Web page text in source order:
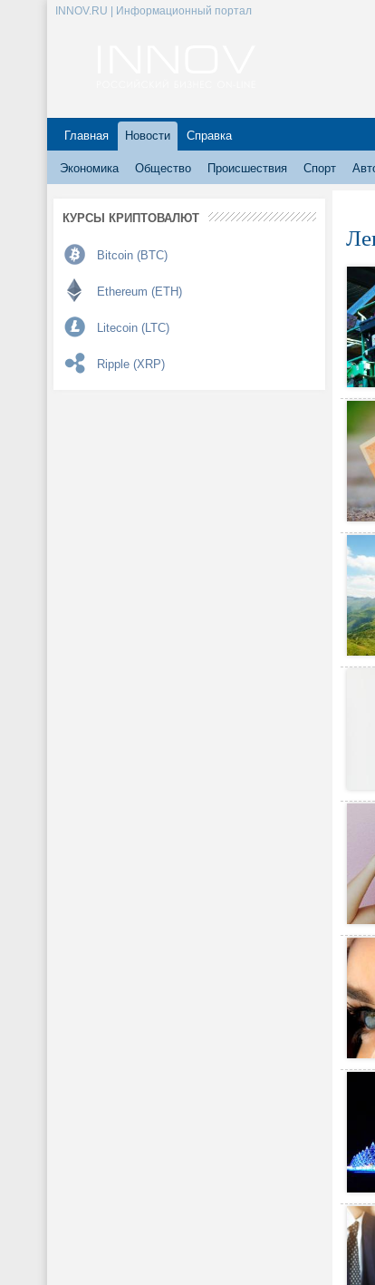
INNOV.RU | Информационный портал
Главная Новости Справка
Экономика Общество Происшествия Спорт
КУРСЫ КРИПТОВАЛЮТ
Bitcoin (BTC)
Ethereum (ETH)
Litecoin (LTC)
Ripple (XRP)